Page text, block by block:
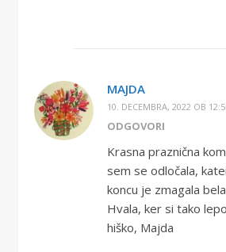
MAJDA
10. DECEMBRA, 2022 OB
ODGOVORI
Krasna praznična
sem se odločala,
koncu je zmagala
Hvala, ker si tako
hiško, Majda